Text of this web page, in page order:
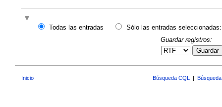
Todas las entradas
Sólo las entradas seleccionadas:
Guardar registros:
Guardar
Inicio Búsqueda CQL